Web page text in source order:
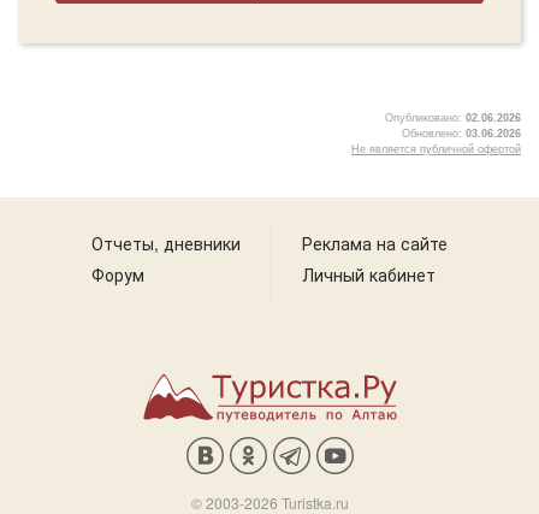
Опубликовано: 02.06.2026
Обновлено: 03.06.2026
Не является публичной офертой
Отчеты, дневники
Форум
Реклама на сайте
Личный кабинет
© 2003-2026 Turistka.ru